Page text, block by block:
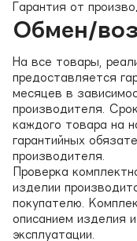
Гарантия от
Обмен/
На все товары,
предоставляется
месяцев в
производителя.
каждого товара на
гарантийных
производителя.
Проверка
изделии
покупателю.
описанием изделия
эксплуатации.